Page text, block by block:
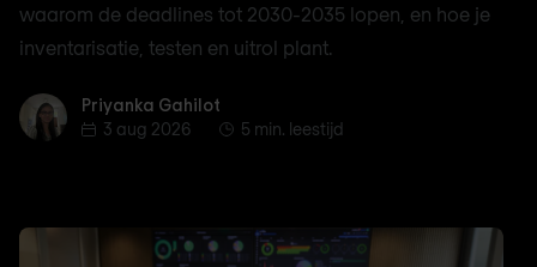
waarom de deadlines tot 2030-2035 lopen, en hoe je
inventarisatie, testen en uitrol plant.
Priyanka Gahilot
Priyanka Gahilot
3 aug 2026
5 min. leestijd